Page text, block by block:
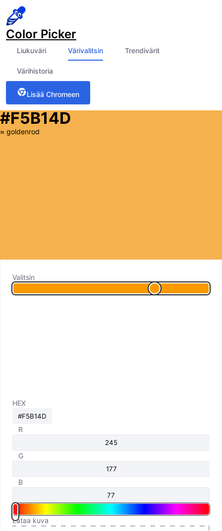
Color Picker
Liukuväri Värivalitsin Trendivärit
Värihistoria
Lisää Chromeen
#F5B14D
≈ goldenrod
Valitsin
HEX
R
G
B
Lataa kuva